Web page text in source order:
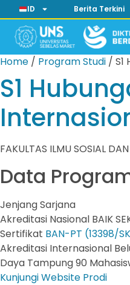
ID Berita Terkini
Home / Program Studi /
S1
FAKULTAS ILMU SOSIAL
Data
JenjangSarjana
Akreditasi Nasional BAIK
Sertifikat BAN-PT (13398/
Akreditasi Internasional
Daya Tampung90
Kunjungi Website Prodi